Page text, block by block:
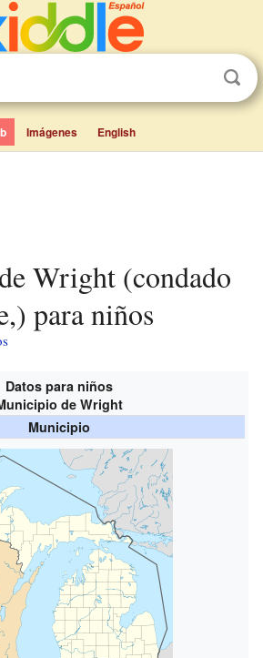
Imágenes English
para niños
Datos para niños
de Wright
Municipio